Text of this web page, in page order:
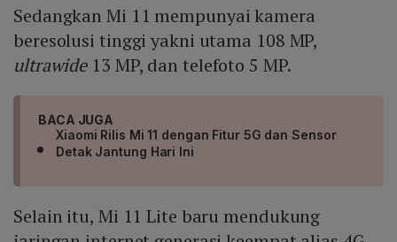
Sedangkan Mi 11 mempunyai kamera
beresolusi tinggi yakni utama 108 MP,
ultrawide13 MP, dan telefoto 5 MP.
BACA JUGA
Xiaomi Rilis Mi 11 dengan Fitur 5G dan Sensor
Detak Jantung Hari Ini
Selain itu, Mi 11 Lite baru mendukung